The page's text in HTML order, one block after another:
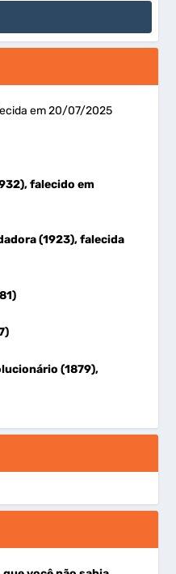
em 20/07/2025
falecido em
(1923), falecida
(1879),